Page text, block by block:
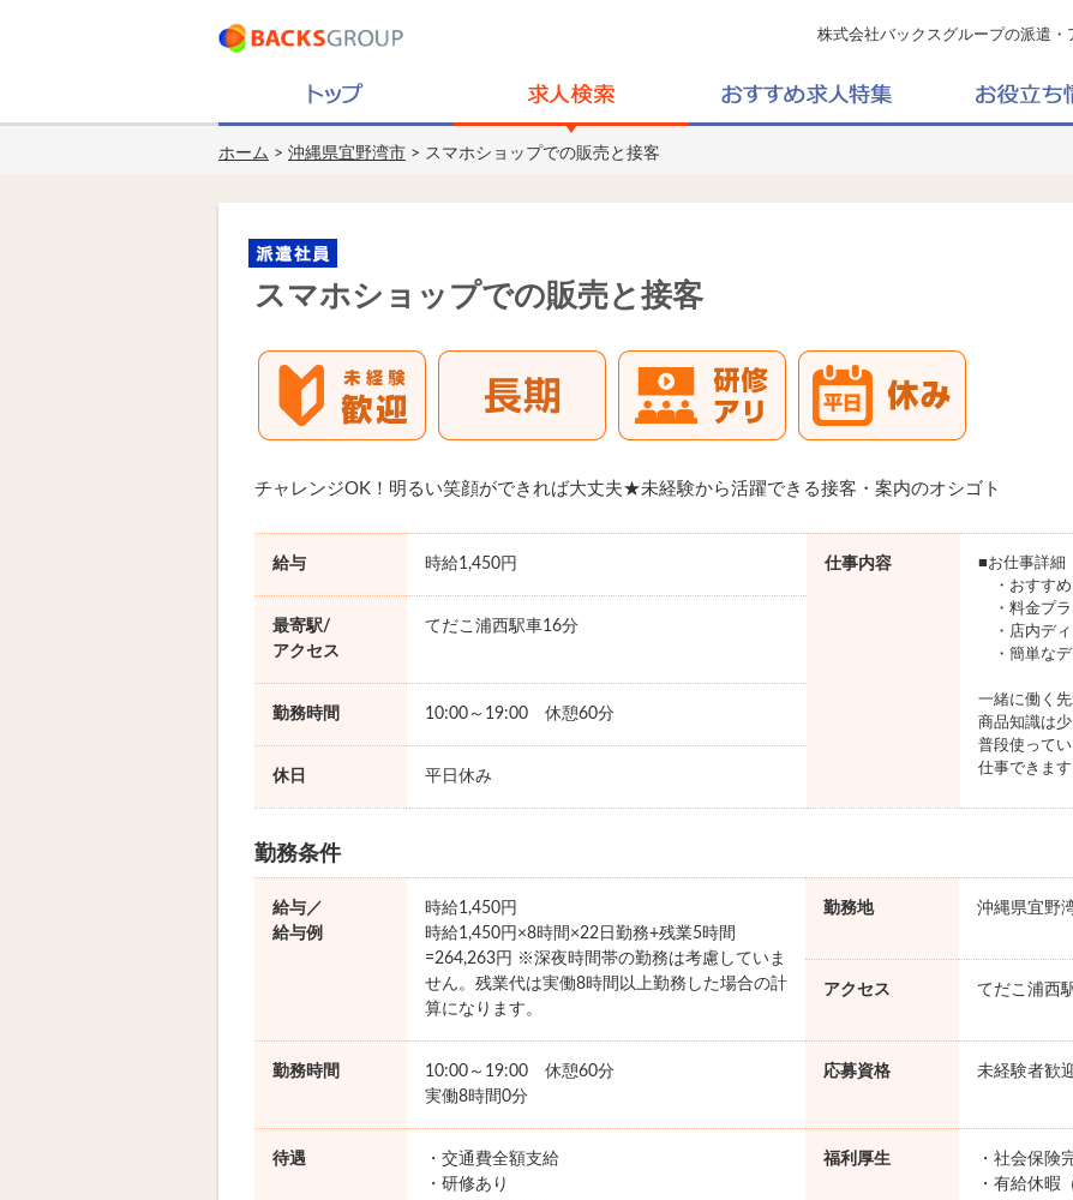
株式会社バックスグループの派遣
ホーム > 沖縄県宜野湾市 > スマホショップでの販売と接客
スマホショップでの販売と接客
チャレンジOK！明るい笑顔ができれば大丈夫★未経験から活躍できる接客・案内のオシゴト
給与 時給1,450円 仕事内容
■お仕事詳細
・おすすめ
・料金プラ
・店内ディ
・簡単なデ
一緒に働く
商品知識は
普段使って
仕事できます
最寄駅/
アクセス
てだこ浦西駅車16分
勤務時間 10:00～19:00 休憩60分
休日 平日休み
勤務条件
給与／
給与例
時給1,450円
時給1,450円×8時間×22日勤務+残業5時間
=264,263円 ※深夜時間帯の勤務は考慮していま
せん。残業代は実働8時間以上勤務した場合の計
算になります。
勤務地 沖縄県宜野
アクセス てだこ浦西
勤務時間
10:00～19:00 休憩60分
実働8時間0分
応募資格 未経験者歓
待遇
・交通費全額支給
・研修あり
福利厚生
・社会保険
・有給休暇